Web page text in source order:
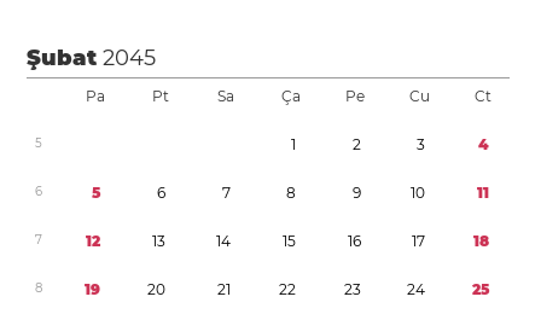
Şubat2045
Pa Pt Sa Ça Pe Cu Ct
5 1 2 3 4
6 5 6 7 8 9 10 11
7 12 13 14 15 16 17 18
8 19 20 21 22 23 24 25